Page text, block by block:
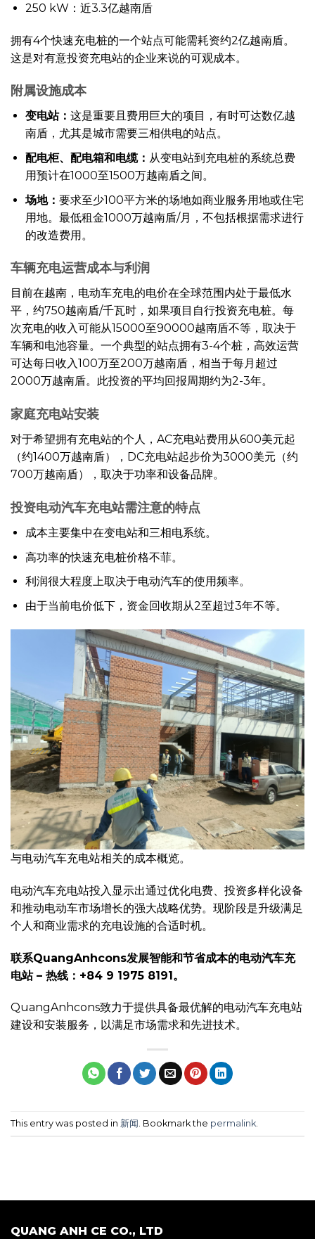
250 kW：近3.3亿越南盾
拥有4个快速充电桩的一个站点可能需耗资约2亿越南盾。
这是对有意投资充电站的企业来说的可观成本。
附属设施成本
变电站： 这是重要且费用巨大的项目，有时可达数亿越
南盾，尤其是城市需要三相供电的站点。
配电柜、配电箱和电缆： 从变电站到充电桩的系统总费
用预计在1000至1500万越南盾之间。
场地： 要求至少100平方米的场地如商业服务用地或住宅
用地。最低租金1000万越南盾/月，不包括根据需求进行
的改造费用。
车辆充电运营成本与利润
目前在越南，电动车充电的电价在全球范围内处于最低水
平，约750越南盾/千瓦时，如果项目自行投资充电桩。每
次充电的收入可能从15000至90000越南盾不等，取决于
车辆和电池容量。一个典型的站点拥有3-4个桩，高效运营
可达每日收入100万至200万越南盾，相当于每月超过
2000万越南盾。此投资的平均回报周期约为2-3年。
家庭充电站安装
对于希望拥有充电站的个人，AC充电站费用从600美元起
（约1400万越南盾），DC充电站起步价为3000美元（约
700万越南盾），取决于功率和设备品牌。
投资电动汽车充电站需注意的特点
成本主要集中在变电站和三相电系统。
高功率的快速充电桩价格不菲。
利润很大程度上取决于电动汽车的使用频率。
由于当前电价低下，资金回收期从2至超过3年不等。
与电动汽车充电站相关的成本概览。
电动汽车充电站投入显示出通过优化电费、投资多样化设备
和推动电动车市场增长的强大战略优势。现阶段是升级满足
个人和商业需求的充电设施的合适时机。
联系QuangAnhcons发展智能和节省成本的电动汽车充
电站 – 热线：+84 9 1975 8191。
QuangAnhcons致力于提供具备最优解的电动汽车充电站
建设和安装服务，以满足市场需求和先进技术。
This entry was posted in 新闻 . Bookmark the permalink
QUANG ANH CE CO., LTD